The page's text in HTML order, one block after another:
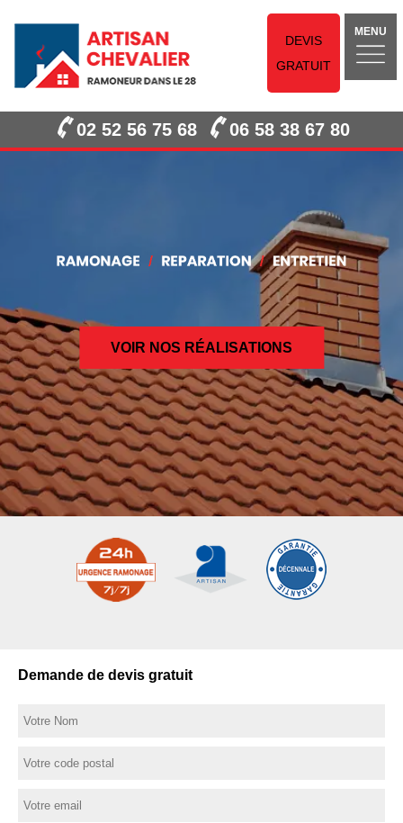
DEVIS
GRATUIT
MENU
02 52 56 75 68 06 58 38 67 80
VOIR NOS RÉALISATIONS
Demande de devis gratuit